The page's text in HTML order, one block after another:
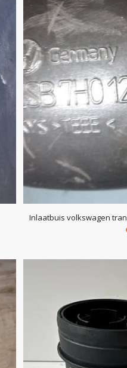
Inlaatbuis volkswagen